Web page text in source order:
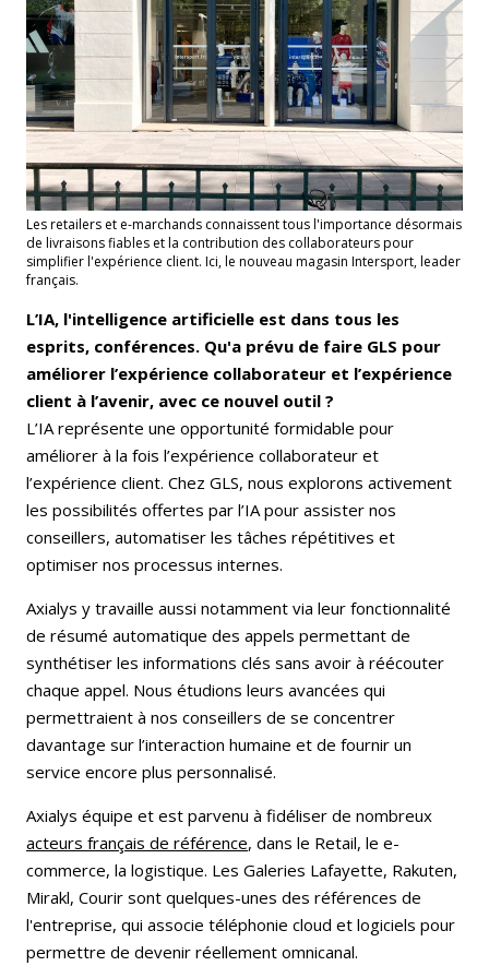
Les retailers et e-marchands connaissent tous l'importance désormais
de livraisons fiables et la contribution des collaborateurs pour
simplifier l'expérience client. Ici, le nouveau magasin Intersport, leader
français.
L’IA, l'intelligence artificielle est dans tous les
esprits, conférences. Qu'a prévu de faire GLS pour
améliorer l’expérience collaborateur et l’expérience
client à l’avenir, avec ce nouvel outil ?
L’IA représente une opportunité formidable pour
améliorer à la fois l’expérience collaborateur et
l’expérience client. Chez GLS, nous explorons activement
les possibilités offertes par l’IA pour assister nos
conseillers, automatiser les tâches répétitives et
optimiser nos processus internes.
Axialys y travaille aussi notamment via leur fonctionnalité
de résumé automatique des appels permettant de
synthétiser les informations clés sans avoir à réécouter
chaque appel. Nous étudions leurs avancées qui
permettraient à nos conseillers de se concentrer
davantage sur l’interaction humaine et de fournir un
service encore plus personnalisé.
Axialys équipe et est parvenu à fidéliser de nombreux
acteurs français de référence, dans le Retail, le e-
commerce, la logistique. Les Galeries Lafayette, Rakuten,
Mirakl, Courir sont quelques-unes des références de
l'entreprise, qui associe téléphonie cloud et logiciels pour
permettre de devenir réellement omnicanal.